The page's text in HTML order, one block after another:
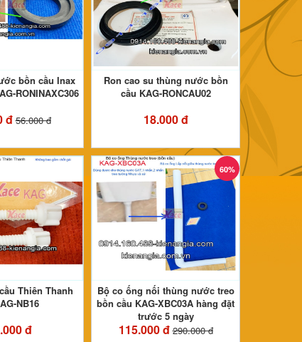
bồn cầu Inax
RONINAXC306
đ 56.000 đ
Ron cao su thùng nước bồn
cầu KAG-RONCAU02
18.000 đ
Thiên Thanh
NB16
đ
60%
Bộ co ống nối thùng nước treo
bồn cầu KAG-XBC03A hàng đặt
trước 5 ngày
115.000 đ 290.000 đ